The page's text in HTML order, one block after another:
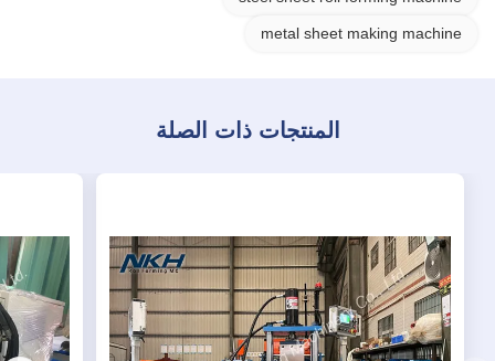
metal sheet making machine
المنتجات ذات الصلة